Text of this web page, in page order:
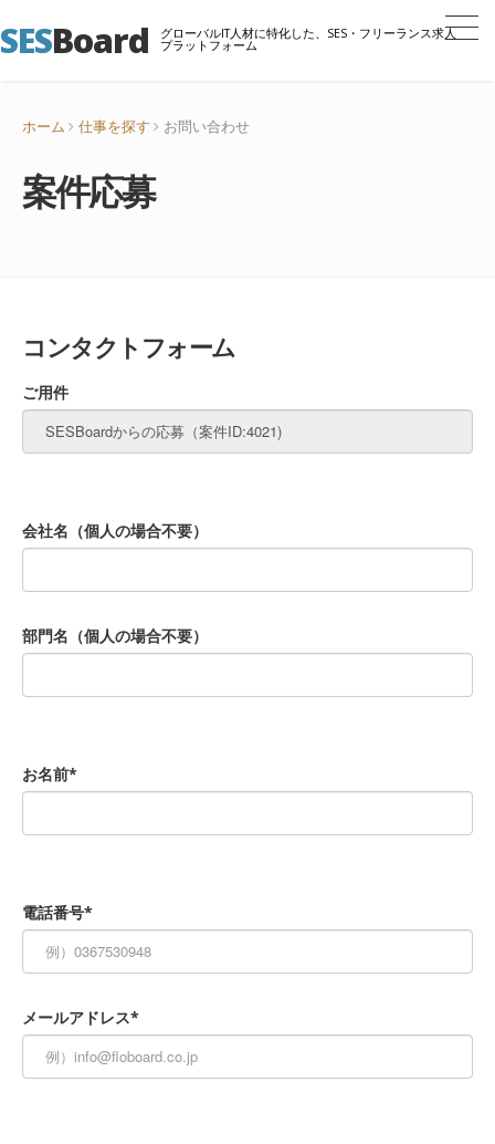
SESBoard グローバルIT人材に特化した、SES・フリーランス求人
プラットフォーム
ホーム 仕事を探す お問い合わせ
案件応募
コンタクトフォーム
ご用件
会社名（個人の場合不要）
部門名（個人の場合不要）
お名前*
電話番号*
メールアドレス*